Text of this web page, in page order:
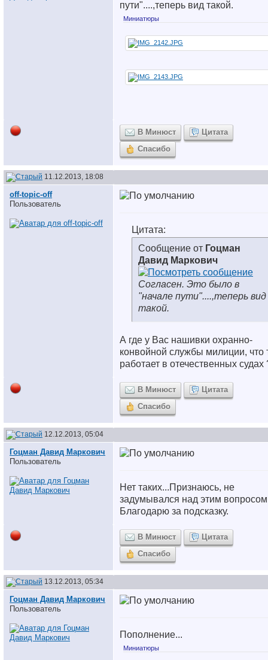
пути"....,теперь вид такой.
Миниатюры
В Минюст
Цитата
Спасибо
11.12.2013, 18:08
off-topic-off
Пользователь
Цитата:
Сообщение от Гоцман
Давид Маркович
Согласен. Это было в
"начале пути"....,теперь вид
такой.
А где у Вас нашивки охранно-
конвойной службы милиции, что
работает в отечественных судах
В Минюст
Цитата
Спасибо
12.12.2013, 05:04
Гоцман Давид Маркович
Пользователь
Нет таких...Признаюсь, не
задумывался над этим
Благодарю за подсказку.
В Минюст
Цитата
Спасибо
13.12.2013, 05:34
Гоцман Давид Маркович
Пользователь
Пополнение...
Миниатюры